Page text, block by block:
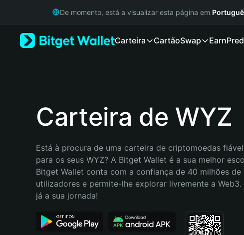
Русский
Bahasa Indonesia
Español (Argentina)
De momento, está a visualizar esta página em
Carteira CartãoSwap Earn
Carteira de WYZ
Está à procura de uma carteira de criptomoedas
para os seus WYZ? A Bitget Wallet é a sua melhor
Bitget Wallet conta com a confiança de 40 milhões de
utilizadores e permite-lhe explorar livremente a Web3.
já a sua jornada!